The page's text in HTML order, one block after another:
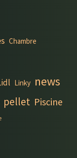
Chambre
Linky news
pellet Piscine